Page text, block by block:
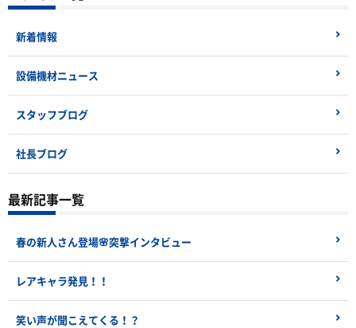
新着情報
設備機材ニュース
スタッフブログ
社長ブログ
最新記事一覧
春の新人さん登場🌸突撃インタビュー
レアキャラ発見！！
笑い声が聞こえてくる！？